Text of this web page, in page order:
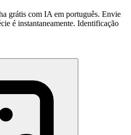
grátis com IA em português. Envie
é instantaneamente. Identificação